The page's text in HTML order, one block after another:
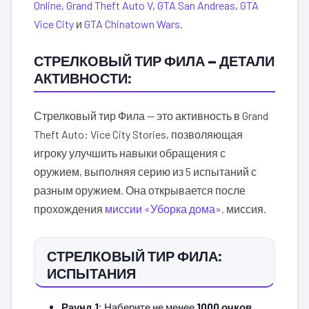
Online, Grand Theft Auto V, GTA San Andreas, GTA
Vice City и GTA Chinatown Wars.
СТРЕЛКОВЫЙ ТИР ФИЛА — ДЕТАЛИ
АКТИВНОСТИ:
Стрелковый тир Фила — это активность в Grand
Theft Auto: Vice City Stories, позволяющая
игроку улучшить навыки обращения с
оружием, выполняя серию из 5 испытаний с
разным оружием. Она открывается после
прохождения миссии «Уборка дома». миссия.
СТРЕЛКОВЫЙ ТИР ФИЛА:
ИСПЫТАНИЯ